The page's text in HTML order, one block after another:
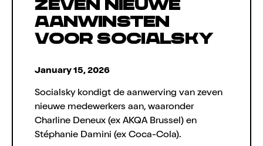
Zeven nieuwe
aanwinsten
voor Socialsky
January 15, 2026
Socialsky kondigt de aanwerving van zeven
nieuwe medewerkers aan, waaronder
Charline Deneux (ex AKQA Brussel) en
Stéphanie Damini (ex Coca-Cola).